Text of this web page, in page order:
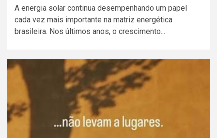
A energia solar continua desempenhando um papel
cada vez mais importante na matriz energética
brasileira. Nos últimos anos, o crescimento...